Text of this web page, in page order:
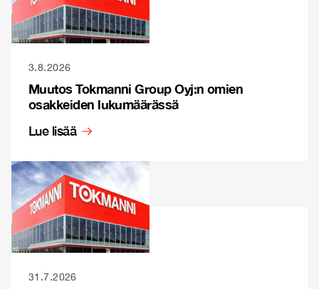
3.8.2026
Muutos Tokmanni Group Oyj:n omien
osakkeiden lukumäärässä
Lue lisää
31.7.2026